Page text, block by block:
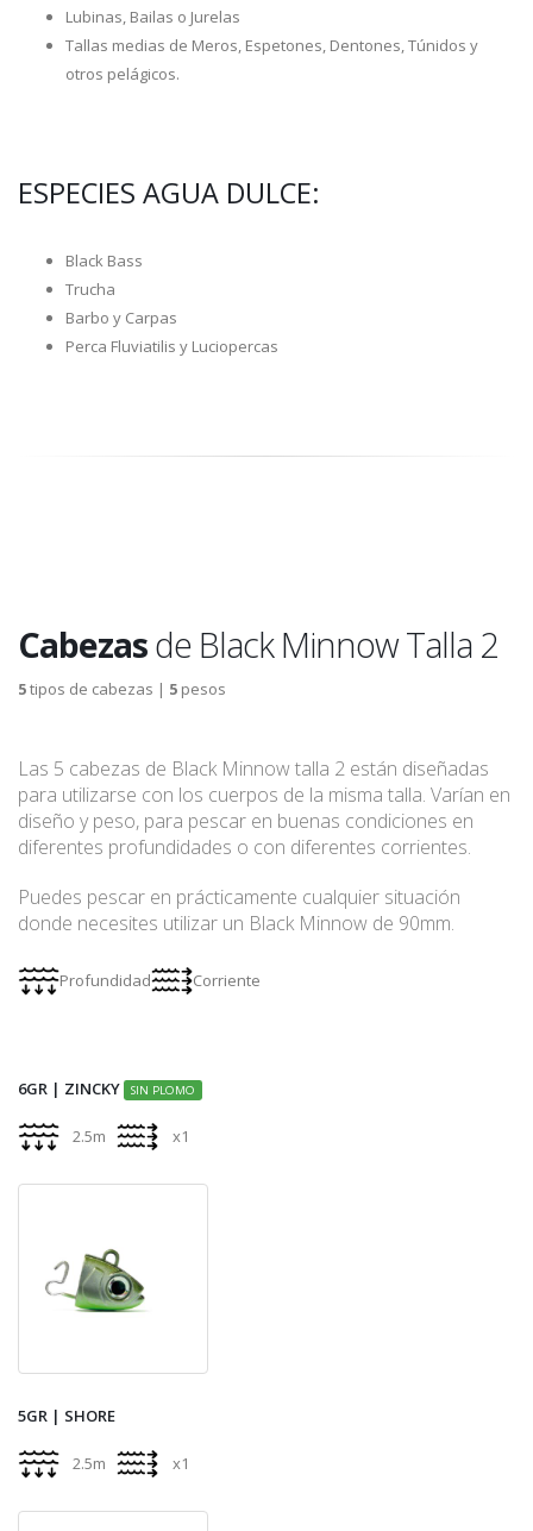
Lubinas, Bailas o Jurelas
Tallas medias de Meros, Espetones, Dentones, Túnidos y
otros pelágicos.
ESPECIES AGUA DULCE:
Black Bass
Trucha
Barbo y Carpas
Perca Fluviatilis y Luciopercas
Cabezasde Black Minnow Talla 2
5tipos de cabezas | 5 pesos
Las 5 cabezas de Black Minnow talla 2 están diseñadas
para utilizarse con los cuerpos de la misma talla. Varían en
diseño y peso, para pescar en buenas condiciones en
diferentes profundidades o con diferentes corrientes.
Puedes pescar en prácticamente cualquier situación
donde necesites utilizar un Black Minnow de 90mm.
Profundidad Corriente
6GR | ZINCKY SIN PLOMO
2.5m x1
5GR | SHORE
2.5m x1